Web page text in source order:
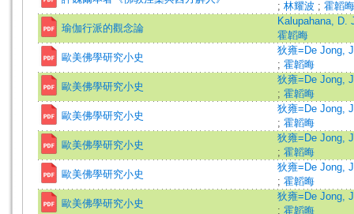
; 林耀波 ; 霍韜晦
瑜伽行派的觀念論
Kalupahana, D.
霍韜晦
歐美佛學研究小史
狄雍=De Jong,
; 霍韜晦
歐美佛學研究小史
狄雍=De Jong,
; 霍韜晦
歐美佛學研究小史
狄雍=De Jong,
; 霍韜晦
歐美佛學研究小史
狄雍=De Jong,
; 霍韜晦
歐美佛學研究小史
狄雍=De Jong,
; 霍韜晦
歐美佛學研究小史
狄雍=De Jong,
; 霍韜晦